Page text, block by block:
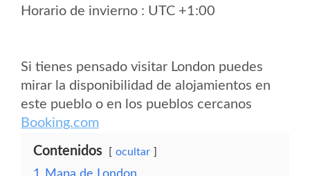
Horario de invierno : UTC +1:00
Si tienes pensado visitar London puedes
mirar la disponibilidad de alojamientos en
este pueblo o en los pueblos cercanos
Booking.com
Contenidos ocultar
1
Mapa de London